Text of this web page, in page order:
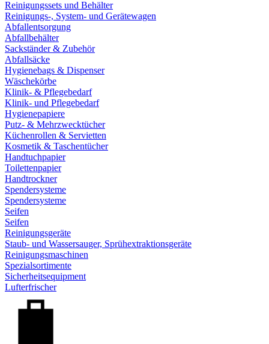
Reinigungssets und Behälter
Reinigungs-, System- und Gerätewagen
Abfallentsorgung
Abfallbehälter
Sackständer & Zubehör
Abfallsäcke
Hygienebags & Dispenser
Wäschekörbe
Klinik- & Pflegebedarf
Klinik- und Pflegebedarf
Hygienepapiere
Putz- & Mehrzwecktücher
Küchenrollen & Servietten
Kosmetik & Taschentücher
Handtuchpapier
Toilettenpapier
Handtrockner
Spendersysteme
Spendersysteme
Seifen
Seifen
Reinigungsgeräte
Staub- und Wassersauger, Sprühextraktionsgeräte
Reinigungsmaschinen
Spezialsortimente
Sicherheitsequipment
Lufterfrischer